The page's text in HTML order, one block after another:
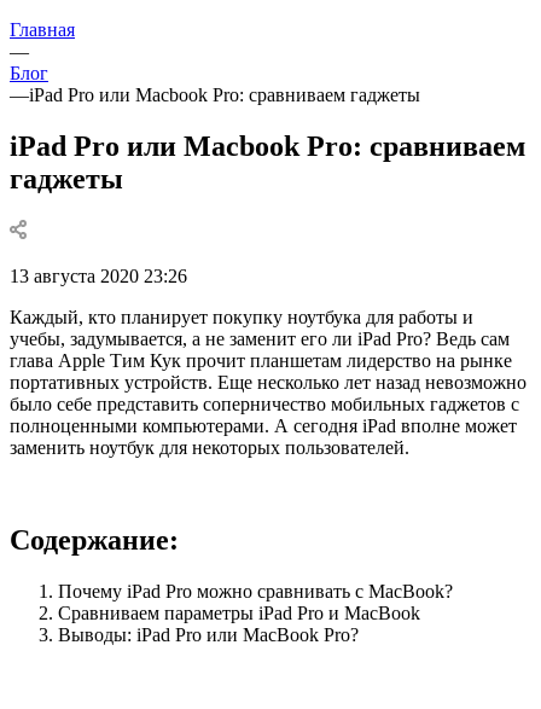
Главная
—
Блог
—iPad Pro или Macbook Pro: сравниваем гаджеты
iPad Pro или Macbook Pro: сравниваем
гаджеты
13 августа 2020 23:26
Каждый, кто планирует покупку ноутбука для работы и
учебы, задумывается, а не заменит его ли iPad Pro? Ведь сам
глава Apple Тим Кук прочит планшетам лидерство на рынке
портативных устройств. Еще несколько лет назад невозможно
было себе представить соперничество мобильных гаджетов с
полноценными компьютерами. А сегодня iPad вполне может
заменить ноутбук для некоторых пользователей.
Содержание:
Почему iPad Pro можно сравнивать с MacBook?
Сравниваем параметры iPad Pro и MacBook
Выводы: iPad Pro или MacBook Pro?